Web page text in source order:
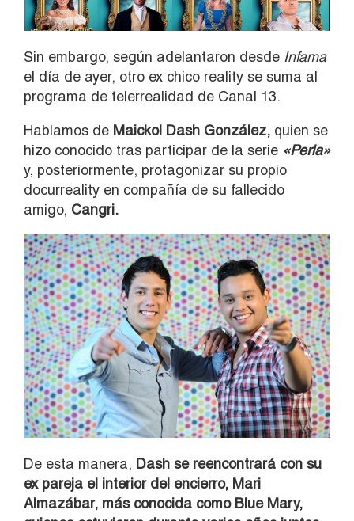
Sin embargo, según adelantaron desde Infama
el día de ayer, otro ex chico reality se suma al
programa de telerrealidad de Canal 13.
Hablamos de Maickol Dash González, quien se
hizo conocido tras participar de la serie «Perla»
y, posteriormente, protagonizar su propio
docurreality en compañía de su fallecido
amigo, Cangri.
De esta manera, Dash se reencontrará con su
ex pareja el interior del encierro, Mari
Almazábar, más conocida como Blue Mary,